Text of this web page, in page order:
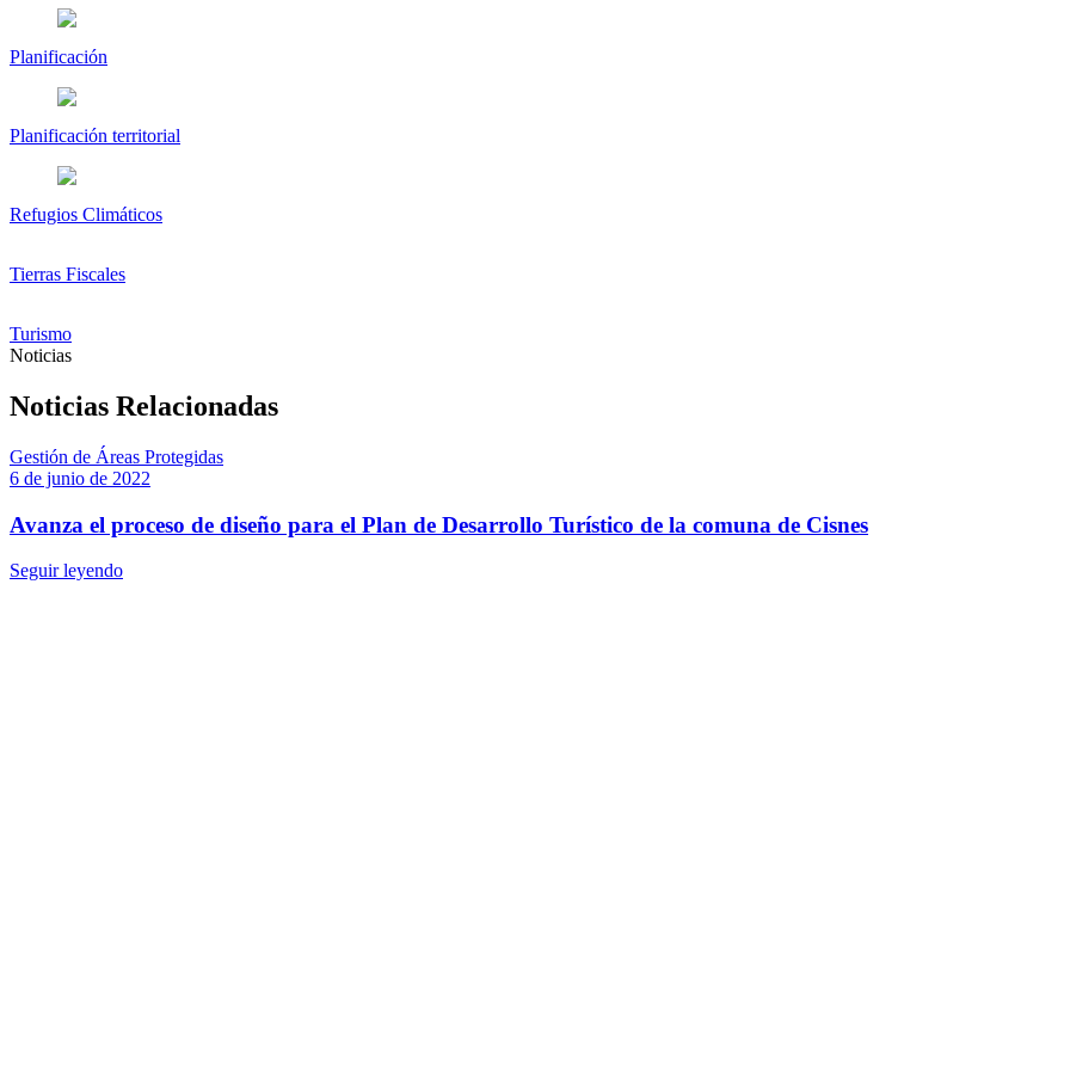
Planificación
Planificación territorial
Refugios Climáticos
Tierras Fiscales
Turismo
Noticias
Noticias Relacionadas
Gestión de Áreas Protegidas
6 de junio de 2022
Avanza el proceso de diseño para el Plan de Desarrollo Turístico de la comuna de Cisnes
Seguir leyendo